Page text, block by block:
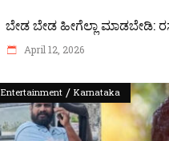
ಬೇಡ ಬೇಡ ಹೀಗೆಲ್ಲಾ ಮಾಡಬೇಡಿ:
April 12, 2026
Entertainment / Karnataka